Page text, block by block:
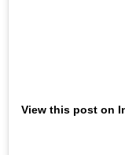
View this post on